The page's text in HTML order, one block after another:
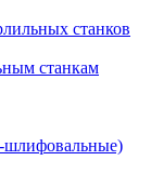
станков
станкам
шлифовальные)